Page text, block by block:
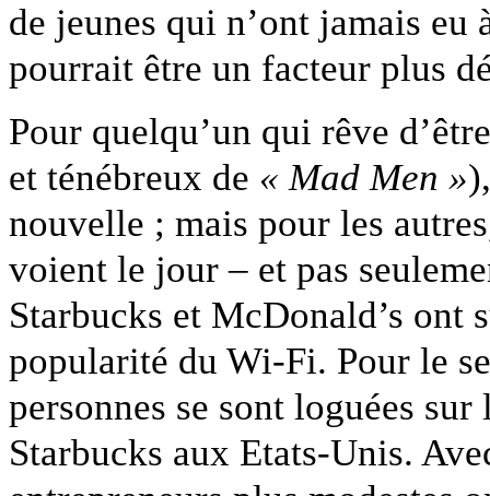
de jeunes qui n’ont jamais
pourrait être un facteur plus
Pour quelqu’un qui rêve
et ténébreux de « Mad Men »
nouvelle ; mais pour les
voient le jour – et pas
Starbucks et McDonald’s ont
popularité du Wi-Fi. Pour le
personnes se sont loguées
Starbucks aux Etats-Unis.